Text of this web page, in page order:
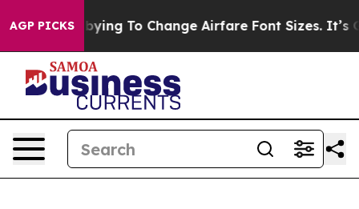
AGP PICKS
Are Lobbying To Change Airfare Font Sizes. It’s